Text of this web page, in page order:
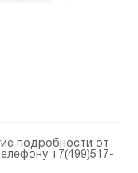
подробности от
+7(499)517-